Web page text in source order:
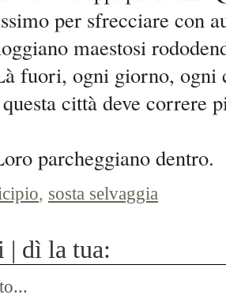
per sfrecciare con
maestosi
fuori, ogni giorno, ogni
città deve correre
parcheggiano dentro.
, sosta selvaggia
| dì la tua: